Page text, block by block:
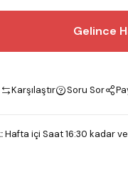
Gelince
Karşılaştır Soru Sor
:Hafta içi Saat 16:30 kadar